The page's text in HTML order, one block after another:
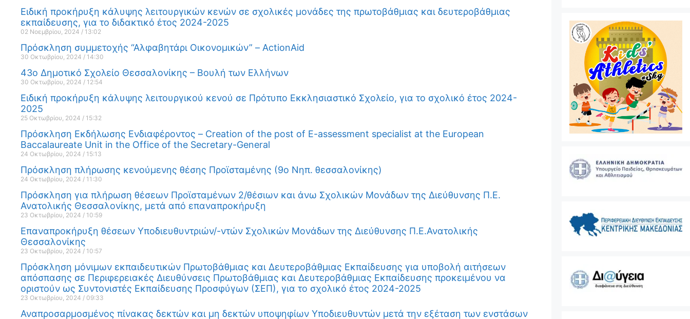
Ειδική προκήρυξη κάλυψης λειτουργικών κενών σε σχολικές μονάδες της πρωτοβάθμιας και δευτεροβάθμιας
εκπαίδευσης, για το διδακτικό έτος 2024-2025
02 Νοεμβρίου, 2024 13:02
Πρόσκληση συμμετοχής “Αλφαβητάρι Οικονομικών” – ActionAid
30 Οκτωβρίου, 2024 14:30
43ο Δημοτικό Σχολείο Θεσσαλονίκης – Βουλή των Ελλήνων
30 Οκτωβρίου, 2024 12:54
Ειδική προκήρυξη κάλυψης λειτουργικού κενού σε Πρότυπο Εκκλησιαστικό Σχολείο, για το σχολικό έτος 2024-
2025
25 Οκτωβρίου, 2024 15:32
Πρόσκληση Εκδήλωσης Ενδιαφέροντος – Creation of the post of E-assessment specialist at the European
Baccalaureate Unit in the Office of the Secretary-General
24 Οκτωβρίου, 2024 15:13
Πρόσκληση πλήρωσης κενούμενης θέσης Προϊσταμένης (9ο Νηπ. θεσσαλονίκης)
24 Οκτωβρίου, 2024 11:30
Πρόσκληση για πλήρωση θέσεων Προϊσταμένων 2/θέσιων και άνω Σχολικών Μονάδων της Διεύθυνσης Π.Ε.
Ανατολικής Θεσσαλονίκης, μετά από επαναπροκήρυξη
23 Οκτωβρίου, 2024 10:59
Επαναπροκήρυξη θέσεων Υποδιευθυντριών/-ντών Σχολικών Μονάδων της Διεύθυνσης Π.Ε.Ανατολικής
Θεσσαλονίκης
23 Οκτωβρίου, 2024 10:57
Πρόσκληση μόνιμων εκπαιδευτικών Πρωτοβάθμιας και Δευτεροβάθμιας Εκπαίδευσης για υποβολή αιτήσεων
απόσπασης σε Περιφερειακές Διευθύνσεις Πρωτοβάθμιας και Δευτεροβάθμιας Εκπαίδευσης προκειμένου να
οριστούν ως Συντονιστές Εκπαίδευσης Προσφύγων (ΣΕΠ), για το σχολικό έτος 2024-2025
23 Οκτωβρίου, 2024 09:33
Αναπροσαρμοσμένος πίνακας δεκτών και μη δεκτών υποψηφίων Υποδιευθυντών μετά την εξέταση των ενστάσων